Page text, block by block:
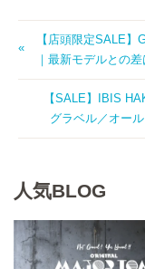
【店頭限定SALE
｜最新モデルとの
【SALE】IBIS
グラベル／オー
人気BLOG